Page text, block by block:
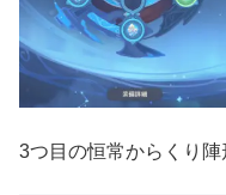
3つ目の恒常からくり陣